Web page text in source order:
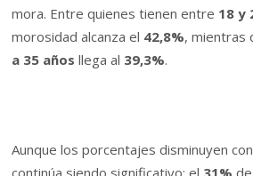
mora. Entre quienes tienen entre 18 y
morosidad alcanza el 42,8%, mientras
a 35 años llega al 39,3%.
Aunque los porcentajes disminuyen
continúa siendo significativo: el 31%